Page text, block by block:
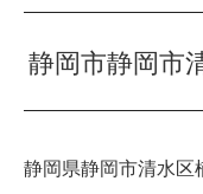
静岡市静岡市
静岡県静岡市清水区